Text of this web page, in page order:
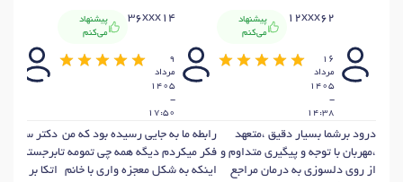
12xxx62
پیشنهاد
می‌کنم
16
مرداد
1405
-
14:38
درود برشما بسیار دقیق ،متعهد
،مهربان با توجه و پیگیری متداوم و
از روی دلسوزی به درمان مراجع
36xxx14
پیشنهاد
می‌کنم
9
مرداد
1405
-
17:50
رابطه ما به جایی رسیده بود که من
فکر میکردم دیگه همه چی تمومه تا
اینکه به شکل معجزه واری با خانم
دکتر سارا
برجسته و
اتکا بر